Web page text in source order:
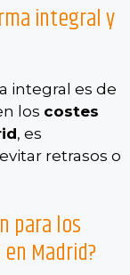
integral y
integral es de
los costes
, es
retrasos o
para los
Madrid?